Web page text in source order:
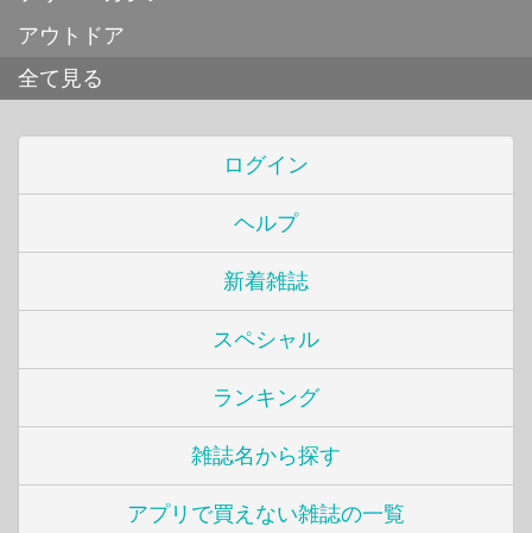
アウトドア
全て見る
ログイン
ヘルプ
新着雑誌
スペシャル
ランキング
雑誌名から探す
アプリで買えない雑誌の一覧